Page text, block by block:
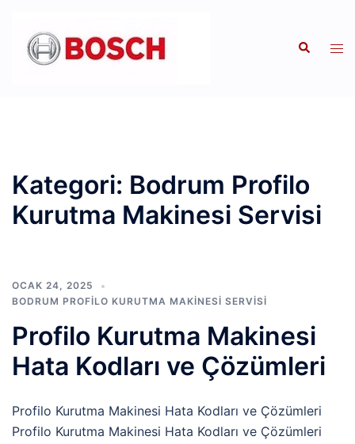
Search
Kategori: Bodrum Profilo
Kurutma Makinesi Servisi
OCAK 24, 2025
BODRUM PROFILO KURUTMA MAKINESI SERVISI
Profilo Kurutma Makinesi
Hata Kodları ve Çözümleri
Profilo Kurutma Makinesi Hata Kodları ve Çözümleri
Profilo Kurutma Makinesi Hata Kodları ve Çözümleri